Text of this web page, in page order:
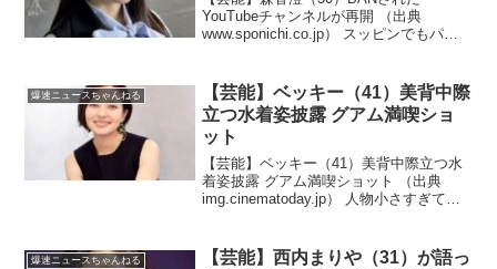
YouTubeチャンネルが再開 （出典
www.sponichi.co.jp） スッピンでもパー
本目の動画で「すっぴんで失...
爆速ニュースちゃんねる
【芸能】ベッキー（41）美背中際
立つ水着姿披露 グアム満喫ショ
ット
【芸能】ベッキー（41）美背中際立つ水
着姿披露 グアム満喫ショット （出典
img.cinematoday.jp） 人物小さすぎて誰
に「スタイル良い」「綺麗」 ）1...
爆速ニュースちゃんねる
【芸能】西内まりや（31）が語っ